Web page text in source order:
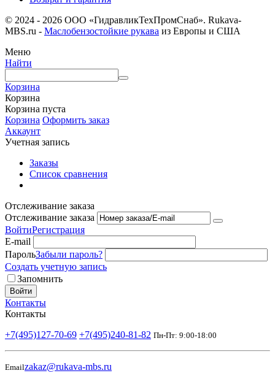
© 2024 - 2026 ООО «ГидравликТехПромСнаб». Rukava-
MBS.ru - Маслобензостойкие рукава из Европы и США
Меню
Найти
Корзина
Корзина
Корзина пуста
Корзина Оформить заказ
Аккаунт
Учетная запись
Заказы
Список сравнения
Отслеживание заказа
Отслеживание заказа
ВойтиРегистрация
E-mail
ПарольЗабыли пароль?
Создать учетную запись
Запомнить
Войти
Контакты
Контакты
+7(495)127-70-69 +7(495)240-81-82 Пн-Пт: 9:00-18:00
Emailzakaz@rukava-mbs.ru